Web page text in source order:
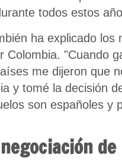
todos estos
ha explicado los
Colombia. "Cuando
me dijeron que
y tomé la decisión
son españoles y
de